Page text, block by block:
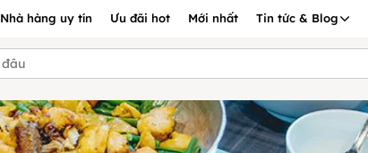
Nhà hàng uy tín Ưu đãi hot Mới nhất Tin tức & Blog